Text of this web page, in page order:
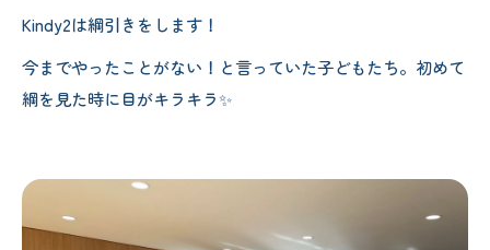
Kindy2は綱引きをします！
今までやったことがない！と言っていた子どもたち。初めて
綱を見た時に目がキラキラ✨